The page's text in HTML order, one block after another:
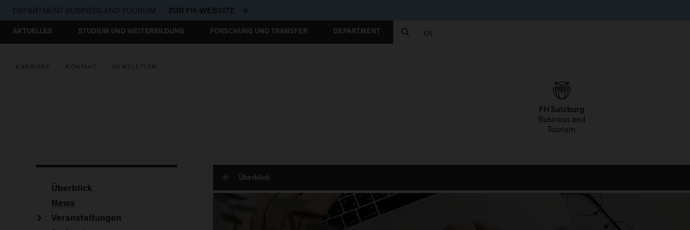
DEPARTMENT BUSINESS AND TOURISM ZUR FH-WEBSITE ZUR FH-WEBSITE
AKTUELLES STUDIUM UND WEITERBILDUNG FORSCHUNG UND TRANSFER DEPARTMENT EN
KARRIERE KONTAKT NEWSLETTER
Überblick
Überblick
News
Veranstaltungen